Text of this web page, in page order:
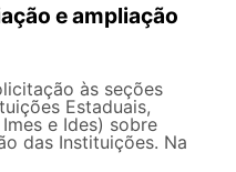
e ampliação
às seções
Estaduais,
e Ides) sobre
das Instituições. Na